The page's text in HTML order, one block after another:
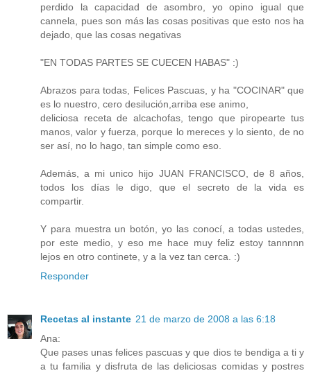
perdido la capacidad de asombro, yo opino igual que
cannela, pues son más las cosas positivas que esto nos ha
dejado, que las cosas negativas
"EN TODAS PARTES SE CUECEN HABAS" :)
Abrazos para todas, Felices Pascuas, y ha "COCINAR" que
es lo nuestro, cero desilución,arriba ese animo,
deliciosa receta de alcachofas, tengo que piropearte tus
manos, valor y fuerza, porque lo mereces y lo siento, de no
ser así, no lo hago, tan simple como eso.
Además, a mi unico hijo JUAN FRANCISCO, de 8 años,
todos los días le digo, que el secreto de la vida es
compartir.
Y para muestra un botón, yo las conocí, a todas ustedes,
por este medio, y eso me hace muy feliz estoy tannnnn
lejos en otro continete, y a la vez tan cerca. :)
Responder
Recetas al instante 21 de marzo de 2008 a las 6:18
Ana:
Que pases unas felices pascuas y que dios te bendiga a ti y
a tu familia y disfruta de las deliciosas comidas y postres